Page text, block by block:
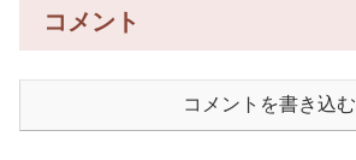
コメント
コメントを書き込む